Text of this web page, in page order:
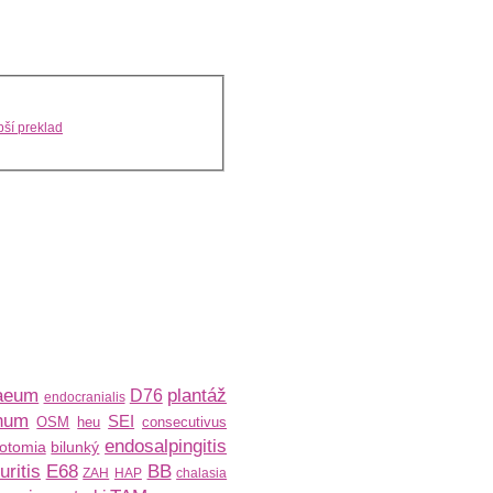
preklad
endocranialis D76 plantáž
OSM heu SEI consecutivus
bilunký endosalpingitis
E68 ZAH HAP BB chalasia